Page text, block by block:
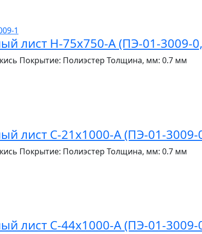
лист Н-75x750-A (ПЭ-01-3009-
Покрытие: Полиэстер Толщина, мм: 0.7 мм
лист С-21x1000-A (ПЭ-01-3009-
Покрытие: Полиэстер Толщина, мм: 0.7 мм
лист С-44x1000-A (ПЭ-01-3009-